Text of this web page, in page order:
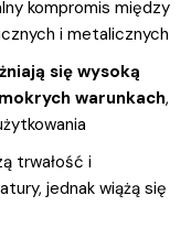
kompromis między
i metalicznych
się wysoką
warunkach,
trwałość i
jednak wiążą się